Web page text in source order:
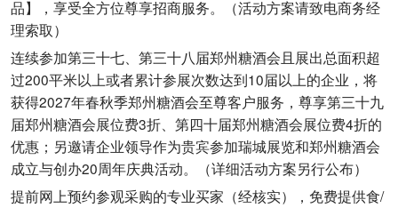
品】，享受全方位尊享招商服务。（活动方案请致电商务经
理索取）
连续参加第三十七、第三十八届郑州糖酒会且展出总面积超
过200平米以上或者累计参展次数达到10届以上的企业，将
获得2027年春秋季郑州糖酒会至尊客户服务，尊享第三十九
届郑州糖酒会展位费3折、第四十届郑州糖酒会展位费4折的
优惠；另邀请企业领导作为贵宾参加瑞城展览和郑州糖酒会
成立与创办20周年庆典活动。（详细活动方案另行公布）
提前网上预约参观采购的专业买家（经核实），免费提供食/